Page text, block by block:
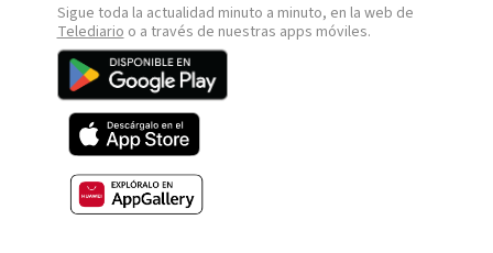
Sigue toda la actualidad minuto a minuto, en la web de
Telediario o a través de nuestras apps móviles.